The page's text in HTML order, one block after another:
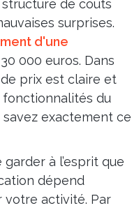
de coûts
surprises.
d'une
000 euros. Dans
prix est claire et
du
exactement ce
à l’esprit que
dépend
votre activité. Par